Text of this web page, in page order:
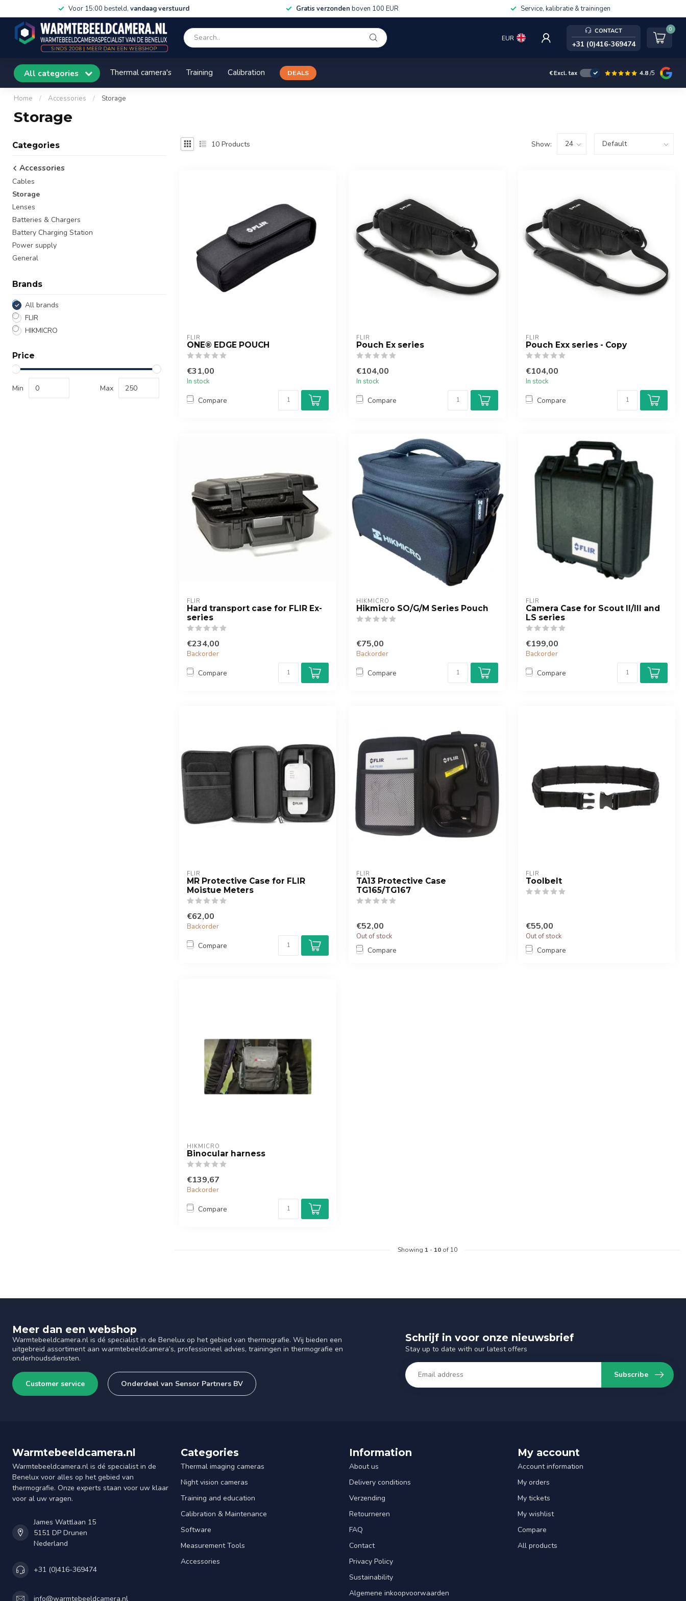
Voor 15:00 besteld, vandaag verstuurd Gratis verzonden boven 100 EUR Service, kalibratie & trainingen
EUR
CONTACT
+31 (0)416-369474
0
All categories Thermal camera's Training Calibration DEALS €Excl. tax 4.8/5
Home / Accessories / Storage
Storage
Categories
Accessories
Cables
Storage
Lenses
Batteries & Chargers
Battery Charging Station
Power supply
General
Brands
All brands
FLIR
HIKMICRO
Price
Min Max
10 Products Show:
FLIR
ONE® EDGE POUCH
€31,00
In stock
Compare
FLIR
Pouch Ex series
€104,00
In stock
Compare
FLIR
Pouch Exx series - Copy
€104,00
In stock
Compare
FLIR
Hard transport case for FLIR Ex-
series
€234,00
Backorder
Compare
HIKMICRO
Hikmicro SO/G/M Series Pouch
€75,00
Backorder
Compare
FLIR
Camera Case for Scout II/III and
LS series
€199,00
Backorder
Compare
FLIR
MR Protective Case for FLIR
Moistue Meters
€62,00
Backorder
Compare
FLIR
TA13 Protective Case
TG165/TG167
€52,00
Out of stock
Compare
FLIR
Toolbelt
€55,00
Out of stock
Compare
HIKMICRO
Binocular harness
€139,67
Backorder
Compare
Showing 1- 10of 10
Meer dan een webshop
Warmtebeeldcamera.nl is dé specialist in de Benelux op het gebied van thermografie. Wij bieden een
uitgebreid assortiment aan warmtebeeldcamera’s, professioneel advies, trainingen in thermografie en
onderhoudsdiensten.
Customer service Onderdeel van Sensor Partners BV
Schrijf in voor onze nieuwsbrief
Stay up to date with our latest offers
Subscribe
Warmtebeeldcamera.nl
Warmtebeeldcamera.nl is dé specialist in de
Benelux voor alles op het gebied van
thermografie. Onze experts staan voor uw klaar
voor al uw vragen.
James Wattlaan 15
5151 DP Drunen
Nederland
+31 (0)416-369474
info@warmtebeeldcamera.nl
Categories
Thermal imaging cameras
Night vision cameras
Training and education
Calibration & Maintenance
Software
Measurement Tools
Accessories
Information
About us
Delivery conditions
Verzending
Retourneren
FAQ
Contact
Privacy Policy
Sustainability
Algemene inkoopvoorwaarden
My account
Account information
My orders
My tickets
My wishlist
Compare
All products